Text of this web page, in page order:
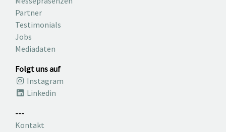
Partner
Testimonials
Jobs
Mediadaten
Folgt uns auf
Instagram
Linkedin
---
Kontakt